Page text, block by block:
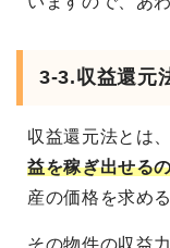
3-3.収益還元
収益還元法とは
益を稼ぎ出せる
産の価格を求め
その物件の収益